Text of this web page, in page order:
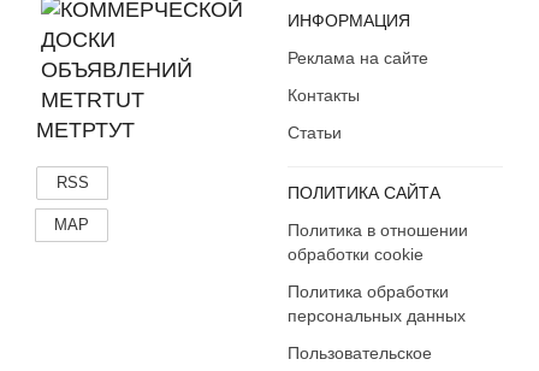
МЕТРТУТ
RSS
MAP
ИНФОРМАЦИЯ
Реклама на сайте
Контакты
Статьи
ПОЛИТИКА САЙТА
Политика в отношении
обработки cookie
Политика обработки
персональных данных
Пользовательское